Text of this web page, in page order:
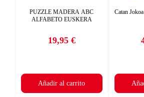
PUZZLE MADERA ABC
ALFABETO EUSKERA
Precio
19,95 €
Añadir al carrito
Catan Jokoa